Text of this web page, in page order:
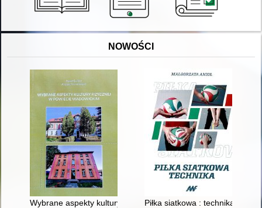
NOWOŚCI
Wybrane aspekty kultury fizycznej w powiecie wadowickim
Piłka siatkowa : technika